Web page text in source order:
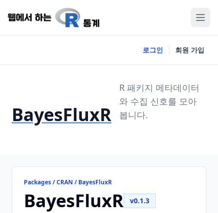
로그인 회원 가입
BayesFluxR
R 패키지 메타데이터
와 수집 신호를 모아
봅니다.
Packages / CRAN / BayesFluxR
BayesFluxR v0.1.3